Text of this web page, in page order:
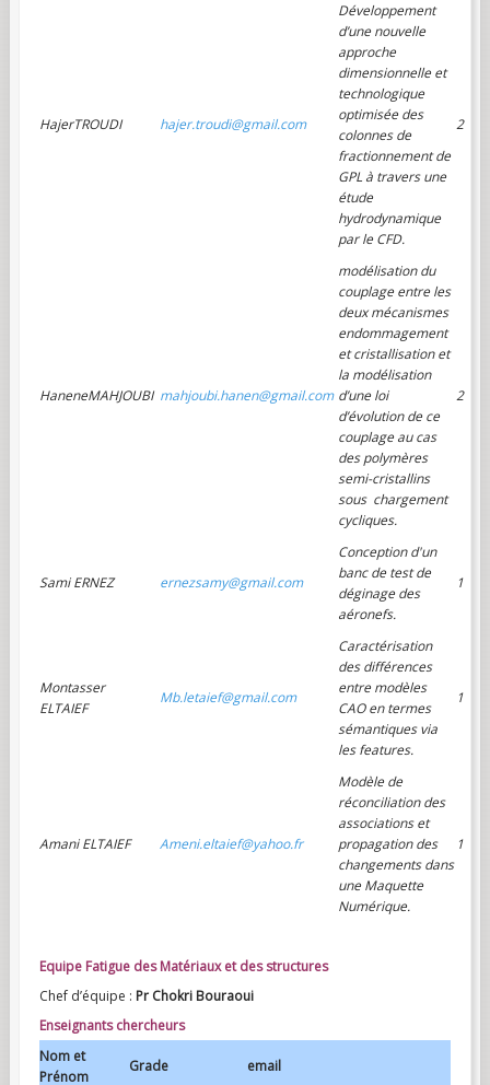
HajerTROUDI hajer.troudi@gmail.com
Développement
d’une nouvelle
approche
dimensionnelle et
technologique
optimisée des
colonnes de
fractionnement de
GPL à travers une
étude
hydrodynamique
par le CFD.
2
HaneneMAHJOUBI mahjoubi.hanen@gmail.com
modélisation du
couplage entre les
deux mécanismes
endommagement
et cristallisation et
la modélisation
d’une loi
d’évolution de ce
couplage au cas
des polymères
semi-cristallins
sous chargement
cycliques.
2
Sami ERNEZ ernezsamy@gmail.com
Conception d'un
banc de test de
déginage des
aéronefs.
1
Montasser
ELTAIEF
Mb.letaief@gmail.com
Caractérisation
des différences
entre modèles
CAO en termes
sémantiques via
les features.
1
Amani ELTAIEF Ameni.eltaief@yahoo.fr
Modèle de
réconciliation des
associations et
propagation des
changements dans
une Maquette
Numérique.
1
Equipe Fatigue des Matériaux et des structures
Chef d’équipe : Pr Chokri Bouraoui
Enseignants chercheurs
Nom et
Prénom
Grade email